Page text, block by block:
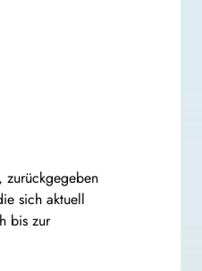
zurückgegeben
sich aktuell
bis zur